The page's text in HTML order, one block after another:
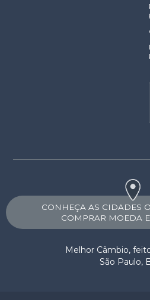
CONHEÇA AS CIDADES
COMPRAR MOEDA
Melhor Câmbio,
São Paulo,